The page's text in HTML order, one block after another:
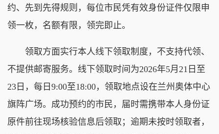
约、先到先得规则，每位市民凭有效身份证件仅限申
领一枚，名额有限，领完即止。
领取方面实行本人线下领取制度，不支持代领、
不提供邮寄服务。线下领取时间为2026年5月21日至
23日，每日9:00至18:00，领取地点设在兰州奥体中心
旗阵广场。成功预约的市民，届时需携带本人身份证
原件前往现场核验信息后领取；逾期未按时领取者，